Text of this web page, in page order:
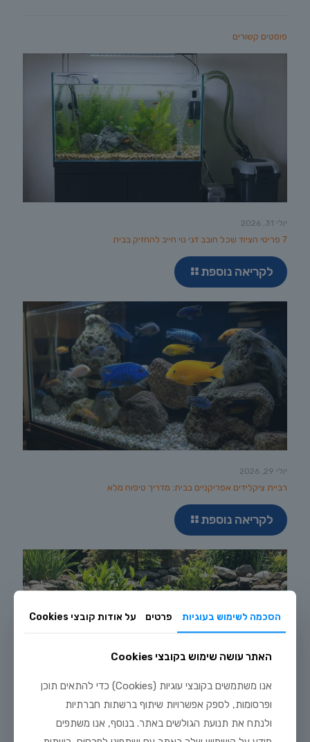
פוסטים קשורים
יולי 31, 2026
7 פריטי הציוד שכל חובב דגי נוי חייב להחזיק בבית
לקריאה נוספת
יולי 29, 2026
רביית ציקלידים אפריקניים בבית: מדריך טיפוח מלא
לקריאה נוספת
הסכמה לשימוש בעוגיות פרטים על אודות קובצי Cookies
האתר עושה שימוש בקובצי Cookies
אנו משתמשים בקובצי עוגיות (Cookies) כדי להתאים תוכן
ופרסומות, לספק אפשרויות שיתוף ברשתות חברתיות
ולנתח את תנועת הגולשים באתר. בנוסף, אנו משתפים